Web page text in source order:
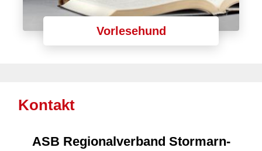
Vorlesehund
Kontakt
ASB Regionalverband Stormarn-